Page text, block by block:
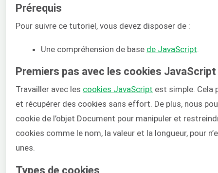
Prérequis
Pour suivre ce tutoriel, vous devez disposer de :
Une compréhension de base de JavaScript
Premiers pas avec les cookies JavaScript
Travailler avec les cookies JavaScript est simple. Cela
et récupérer des cookies sans effort. De plus, nous
cookie de l’objet Document pour manipuler et
cookies comme le nom, la valeur et la longueur, pour
unes.
Types de cookies